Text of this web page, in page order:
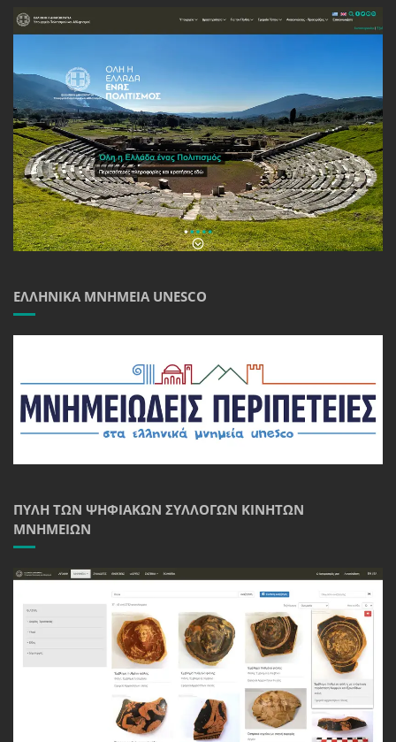
ΕΛΛΗΝΙΚΆ ΜΝΗΜΕΊΑ UNESCO
ΠΎΛΗ ΤΩΝ ΨΗΦΙΑΚΏΝ ΣΥΛΛΟΓΏΝ ΚΙΝΗΤΏΝ
ΜΝΗΜΕΊΩΝ